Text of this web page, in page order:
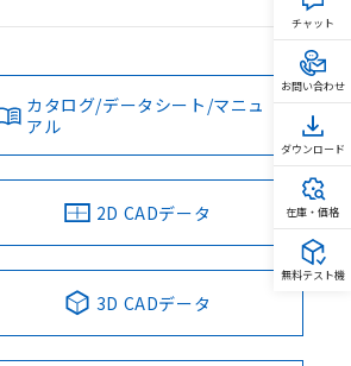
カタログ/データシート/マニュ
アル
2D CADデータ
3D CADデータ
チャット
お問い合わせ
ダウンロード
在庫・価格
無料テスト機